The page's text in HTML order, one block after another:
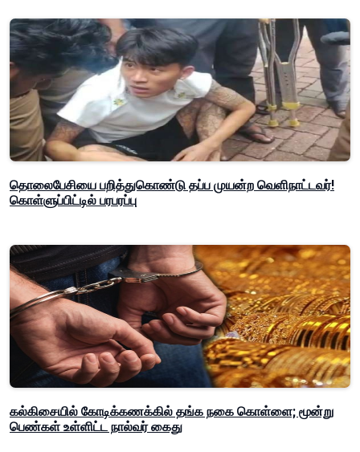
தொலைபேசியை பறித்துகொண்டு தப்ப முயன்ற வெளிநாட்டவர்!
கொள்ளுப்பிட்டில் பரபரப்பு
கல்கிசையில் கோடிக்கணக்கில் தங்க நகை கொள்ளை; மூன்று
பெண்கள் உள்ளிட்ட நால்வர் கைது